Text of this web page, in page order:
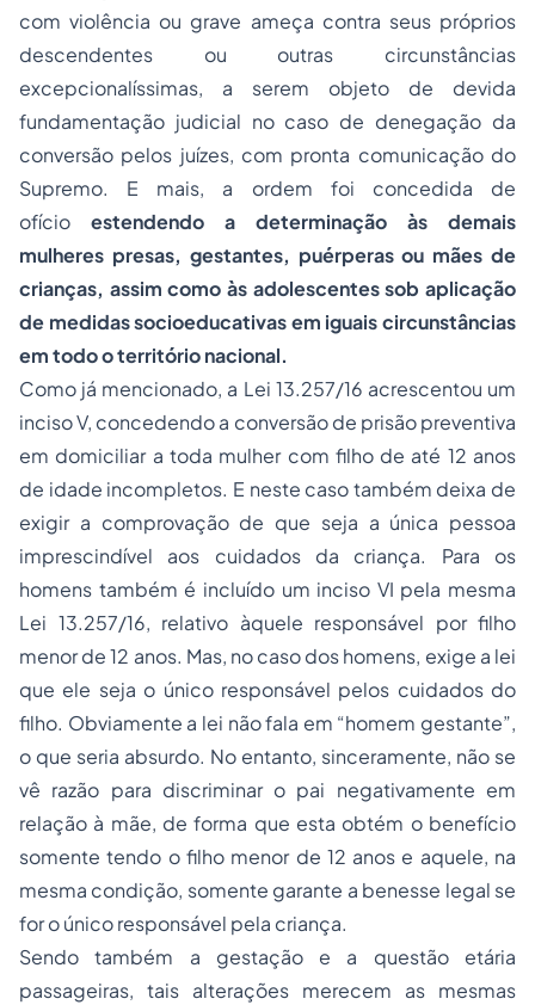
com violência ou grave ameça contra seus próprios
descendentes ou outras circunstâncias
excepcionalíssimas, a serem objeto de devida
fundamentação judicial no caso de denegação da
conversão pelos juízes, com pronta comunicação do
Supremo. E mais, a ordem foi concedida de
ofício estendendo a determinação às demais
mulheres presas, gestantes, puérperas ou mães de
crianças, assim como às adolescentes sob aplicação
de medidas socioeducativas em iguais circunstâncias
em todo o território nacional.
Como já mencionado, a Lei 13.257/16 acrescentou um
inciso V, concedendo a conversão de prisão preventiva
em domiciliar a toda mulher com filho de até 12 anos
de idade incompletos. E neste caso também deixa de
exigir a comprovação de que seja a única pessoa
imprescindível aos cuidados da criança. Para os
homens também é incluído um inciso VI pela mesma
Lei 13.257/16, relativo àquele responsável por filho
menor de 12 anos. Mas, no caso dos homens, exige a lei
que ele seja o único responsável pelos cuidados do
filho. Obviamente a lei não fala em “homem gestante”,
o que seria absurdo. No entanto, sinceramente, não se
vê razão para discriminar o pai negativamente em
relação à mãe, de forma que esta obtém o benefício
somente tendo o filho menor de 12 anos e aquele, na
mesma condição, somente garante a benesse legal se
for o único responsável pela criança.
Sendo também a gestação e a questão etária
passageiras, tais alterações merecem as mesmas